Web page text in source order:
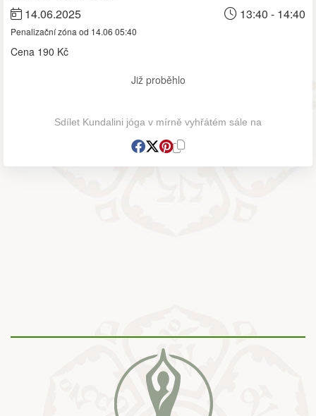
14.06.2025 13:40 - 14:40
Penalizační zóna od 14.06 05:40
Cena 190 Kč
Již proběhlo
Sdílet Kundalini jóga v mírně vyhřátém sále na